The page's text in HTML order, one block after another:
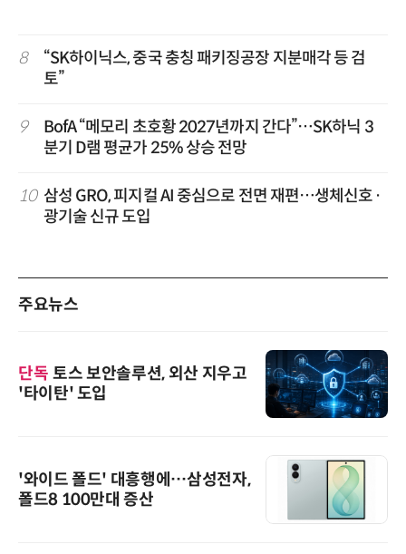
8
“SK하이닉스, 중국 충칭 패키징공장 지분매각 등 검
토”
9
BofA “메모리 초호황 2027년까지 간다”…SK하닉 3
분기 D램 평균가 25% 상승 전망
10 삼성 GRO, 피지컬 AI 중심으로 전면 재편…생체신호·
광기술 신규 도입
주요뉴스
단독 토스 보안솔루션, 외산 지우고
'타이탄' 도입
'와이드 폴드' 대흥행에…삼성전자,
폴드8 100만대 증산